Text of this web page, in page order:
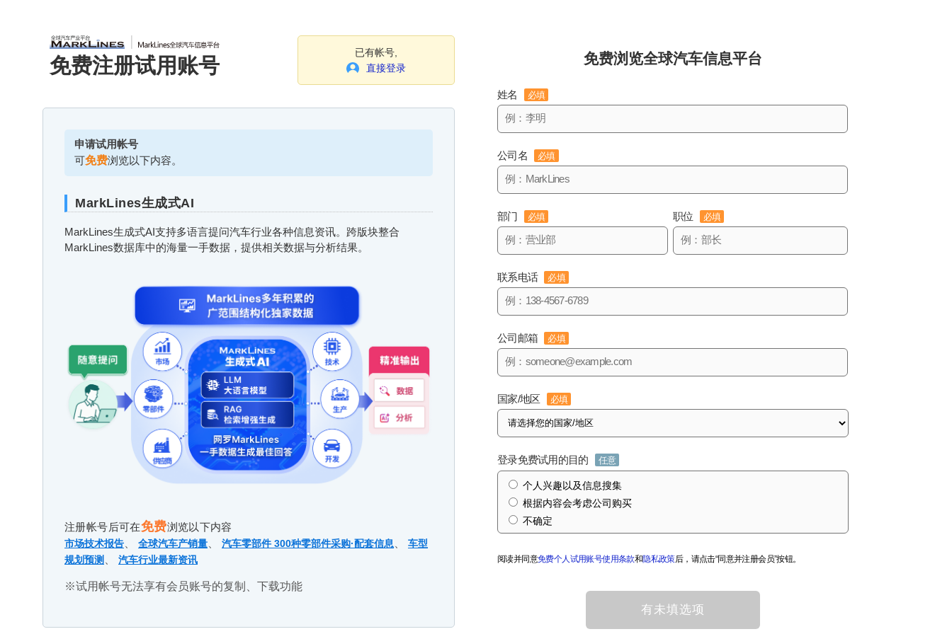
免费注册试用账号
已有帐号,
直接登录
申请试用帐号
可免费浏览以下内容。
MarkLines生成式AI
MarkLines生成式AI支持多语言提问汽车行业各种信息资讯。跨版块整合
MarkLines数据库中的海量一手数据，提供相关数据与分析结果。
注册帐号后可在免费浏览以下内容
市场技术报告 全球汽车产销量 汽车零部件 300种零部件采购·配套信息
车型
规划预测
汽车行业最新资讯
※试用帐号无法享有会员账号的复制、下载功能
免费浏览全球汽车信息平台
姓名 必填
公司名 必填
部门 必填 职位 必填
联系电话 必填
公司邮箱 必填
国家/地区 必填
登录免费试用的目的 任意
个人兴趣以及信息搜集
根据内容会考虑公司购买
不确定
阅读并同意免费个人试用账号使用条款和隐私政策后，请点击“同意并注册会员”按钮。